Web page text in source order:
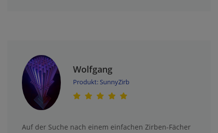
Wolfgang
Produkt: SunnyZirb
Auf der Suche nach einem einfachen Zirben-Fächer